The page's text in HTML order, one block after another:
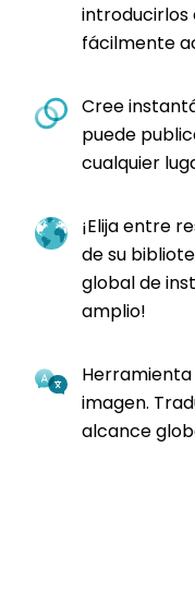
introducirlos
fácilmente
Cree
puede
cualquier
¡Elija entre
de su
global de
amplio!
imagen.
alcance